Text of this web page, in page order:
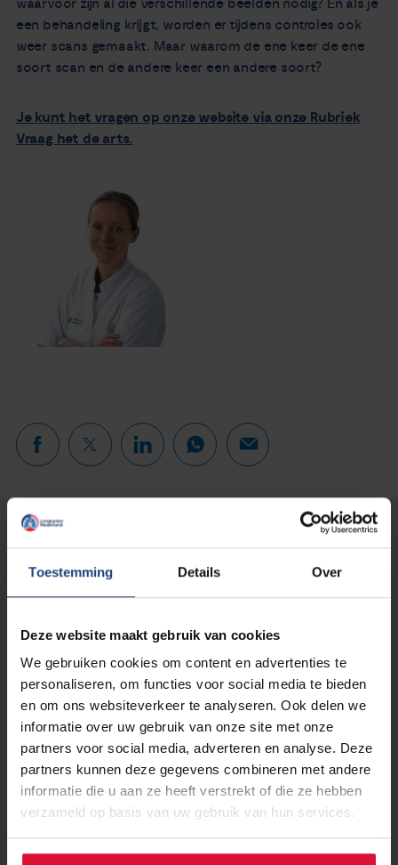
Toestemming Details Over
Deze website maakt gebruik van cookies
We gebruiken cookies om content en advertenties te
personaliseren, om functies voor social media te bieden
en om ons websiteverkeer te analyseren. Ook delen we
informatie over uw gebruik van onze site met onze
partners voor social media, adverteren en analyse. Deze
partners kunnen deze gegevens combineren met andere
informatie die u aan ze heeft verstrekt of die ze hebben
verzameld op basis van uw gebruik van hun services.
een behandeling krijgt, worden er tijdens controles ook
weer scans gemaakt. Maar waarom de ene keer de ene
soort scan en de andere keer een andere soort?
Je kunt het vragen op onze website via onze Rubriek
Vraag het de arts.
Lees verder...